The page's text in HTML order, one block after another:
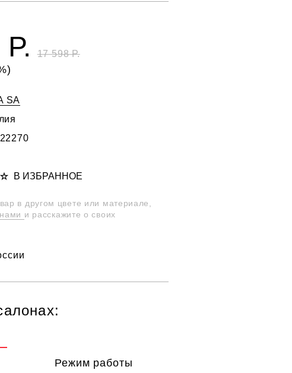
17 598 Р.
SA
В ИЗБРАННОЕ
в другом цвете или материале,
и расскажите о своих
Режим работы